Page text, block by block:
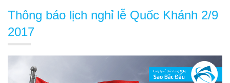
Thông báo lịch nghỉ lễ Quốc Khánh 2/9
2017